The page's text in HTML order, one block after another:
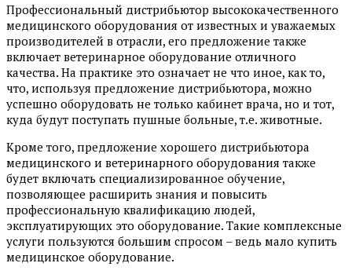
Профессиональный дистрибьютор высококачественного
медицинского оборудования от известных и уважаемых
производителей в отрасли, его предложение также
включает ветеринарное оборудование отличного
качества. На практике это означает не что иное, как то,
что, используя предложение дистрибьютора, можно
успешно оборудовать не только кабинет врача, но и тот,
куда будут поступать пушные больные, т.е. животные.
Кроме того, предложение хорошего дистрибьютора
медицинского и ветеринарного оборудования также
будет включать специализированное обучение,
позволяющее расширить знания и повысить
профессиональную квалификацию людей,
эксплуатирующих это оборудование. Такие комплексные
услуги пользуются большим спросом – ведь мало купить
медицинское оборудование.